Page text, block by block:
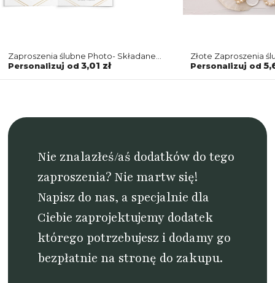
Zaproszenia ślubne Photo- Składane
Motyw 1
Personalizuj od 3,01 zł
Złote Zaproszenia
z dodatkową
Personalizuj od
Nie znalazłeś/aś dodatków do tego
zaproszenia? Nie martw się!
Napisz do nas, a specjalnie dla
Ciebie zaprojektujemy dodatek
którego potrzebujesz i dodamy go
bezpłatnie na stronę do zakupu.